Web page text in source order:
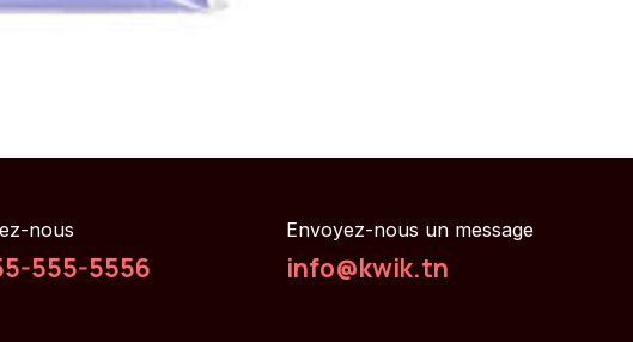
nous
555-5556
Envoyez-nous un message
info@kwik.tn